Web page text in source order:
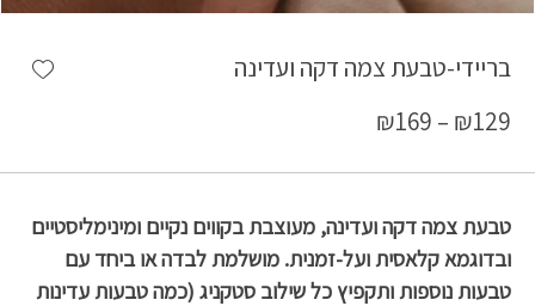
בריידי-טבעת צמה דקה ועדינה
₪129
–
₪169
טבעת צמה דקה ועדינה, מעוצבת בקווים נקיים ומינימליסטיים
ובדוגמא קלאסית ועל-זמנית. מושלמת לבדה או ביחד עם
טבעות נוספות ותקפיץ כל שילוב סטקניג (כמה טבעות עדינות